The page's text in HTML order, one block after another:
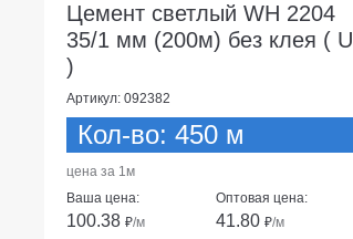
Цемент светлый WH 2204
35/1 мм (200м) без клея ( U
)
Артикул: 092382
Кол-во: 450 м
цена за 1м
Ваша цена:
100.38 ₽/м
Оптовая цена:
41.80₽/м